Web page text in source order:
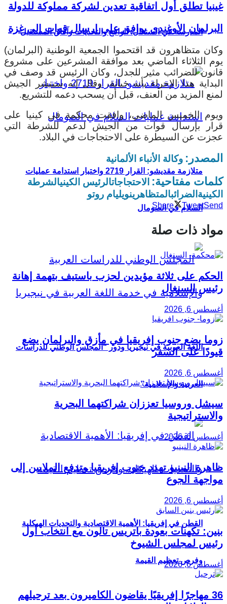
المدرسة في السنغال: الواقع والتحديات وآفاق المستقبل
متلازمة مقديشو: القرار 2719 واختبار استدامة عمليات
السلام في الصومال
اللغة العربية في نيجيريا ودور “المجلس الوطني للدراسات
العربية والإسلامية”
القطن في إفريقيا: الأهمية الاقتصادية والتحديات الهيكلية
وفرص تعظيم القيمة
غينيا تطلق أول اتفاقية تعدين لشركة مملوكة للدولة
البرلمان الأوغندي يوافق على إرسال قوات إلى غزة
وكان متظاهرون قد اقتحموا الجمعية الوطنية (البرلمان)
يوم الثلاثاء الماضي بعد موافقة المشرعين على مشروع
قانون للضرائب مثير للجدل، وكان الرئيس قد وصف في
البداية هذا الإجراء بأنه خيانة، وقال إنه سينشر الجيش
لمنع المزيد من العنف، قبل أن يسحب دعمه للتشريع.
ويوم الخميس الماضي، وافقت محكمة في كينيا على
قرار بإرسال قوات من الجيش لدعم للشرطة التي
عجزت عن السيطرة على الاحتجاجات في البلاد.
المصدر: وكالة الأنباء الألمانية
كلمات مفتاحية: الاحتجاجاتالرئيس الكينيالشرطة
الكينية الضرائبالمتظاهرينويليام روتو
Share TweetSend
مواد ذات صلة
الحكم على ثلاثة مؤيدين لحزب باستيف بتهمة إهانة
رئيس السنغال
أغسطس 6, 2026
زوما يضع جنوب إفريقيا في مأزق والبرلمان يضع
قيودًا على السفر
أغسطس 6, 2026
سيشل وروسيا تعززان شراكتهما البحرية
والاستراتيجية
أغسطس 6, 2026
ظاهرة النينيو تهدد جنوب إفريقيا وتدفع الملايين إلى
مواجهة الجوع
أغسطس 6, 2026
بنين: تكهنات بعودة باتريس تالون مع انتخاب أول
رئيس لمجلس الشيوخ
أغسطس 6, 2026
36 مهاجرًا إفريقيًا يقاضون الكاميرون بعد ترحيلهم